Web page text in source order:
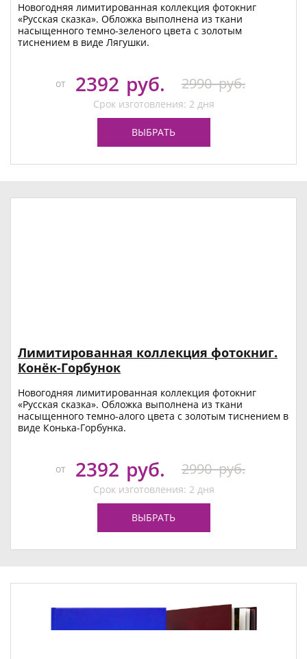
Новогодняя лимитированная коллекция фотокниг
«Русская сказка». Обложка выполнена из ткани
насыщенного темно-зеленого цвета с золотым
тиснением в виде Лягушки.
от 2392 руб. 2990 руб.
Срок изготовления: 2 дня
ВЫБРАТЬ
Лимитированная коллекция фотокниг.
Конёк-Горбунок
Новогодняя лимитированная коллекция фотокниг
«Русская сказка». Обложка выполнена из ткани
насыщенного темно-алого цвета с золотым тиснением в
виде Конька-Горбунка.
от 2392 руб. 2990 руб.
Срок изготовления: 2 дня
ВЫБРАТЬ